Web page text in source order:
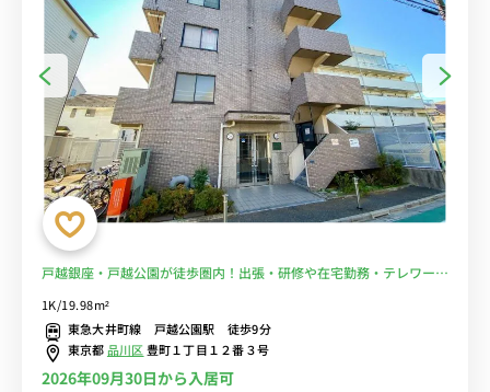
戸越銀座・戸越公園が徒歩圏内！出張・研修や在宅勤務・テレワーク
1K/19.98m²
東急大井町線 戸越公園駅 徒歩9分
東京都品川区豊町１丁目１２番３号
2026年09月30日から入居可